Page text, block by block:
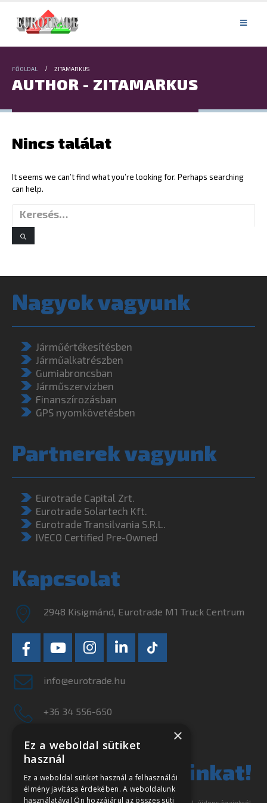
FŐOLDAL ZITAMARKUS
AUTHOR - ZITAMARKUS
Nincs találat
It seems we can’t find what you’re looking for. Perhaps searching
can help.
Nagyok vagyunk
Járműértékesítésben
Járműalkatrészben
Gumiabroncsban
Járműszervizben
Finanszírozásban
GPS nyomkövetésben
Partnerek vagyunk
Eurotrade Capital Zrt.
Eurotrade Solartech Kft.
Eurotrade Transilvania S.R.L.
IVECO Certified Pre-Owned
Kapcsolat
2948 Kisigmánd, Eurotrade M1 Truck Centrum
info@eurotrade.hu
+36 34 556-650
Ne szalassza el
legjobb ajánlatainkat!
×
Ez a weboldal sütiket
használ
Ez a weboldal sütiket használ a felhasználói
élmény javítása érdekében. A weboldalunk
használatával Ön hozzájárul az összes süti